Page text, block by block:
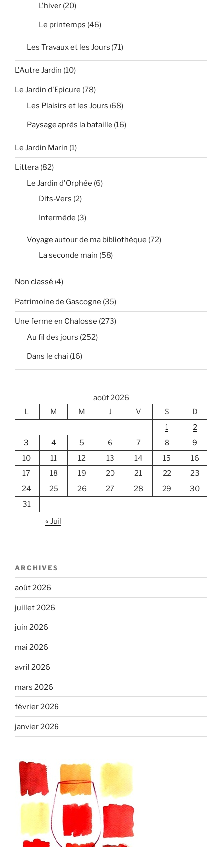
L'hiver (20)
Le printemps (46)
Les Travaux et les Jours (71)
L'Autre Jardin (10)
Le Jardin d'Epicure (78)
Les Plaisirs et les Jours (68)
Paysage après la bataille (16)
Le Jardin Marin (1)
Littera (82)
Le Jardin d'Orphée (6)
Dits-Vers (2)
Intermède (3)
Voyage autour de ma bibliothèque (72)
La seconde main (58)
Non classé (4)
Patrimoine de Gascogne (35)
Une ferme en Chalosse (273)
Au fil des jours (252)
Dans le chai (16)
août 2026
L
M M J V S
D
1
2
3
4 5 6 7 8
9
10
11 12 13 14 15
16
17
18 19 20 21 22
23
24
25 26 27 28 29
30
31
« Juil
ARCHIVES
août 2026
juillet 2026
juin 2026
mai 2026
avril 2026
mars 2026
février 2026
janvier 2026